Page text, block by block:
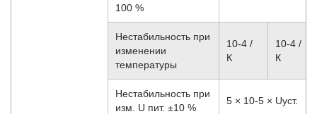
100 %
Нестабильность при
изменении
температуры
10-4 /
К
10-4 /
К
Нестабильность при
изм. U пит. ±10 %
5 × 10-5 × Uуст.